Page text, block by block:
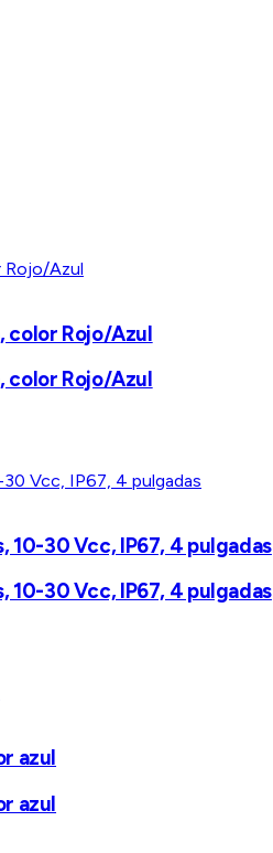
color Rojo/Azul
color Rojo/Azul
10-30 Vcc, IP67, 4 pulgadas
10-30 Vcc, IP67, 4 pulgadas
azul
azul